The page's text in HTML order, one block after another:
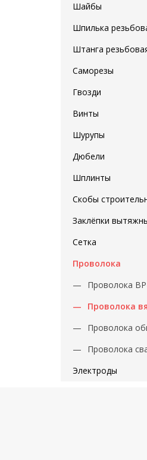
Шайбы
Шпилька
Штанга
Саморезы
Гвозди
Винты
Шурупы
Дюбели
Шплинты
Скобы
Заклёпки
Сетка
Проволока
Проволока
Проволока
Проволока
Проволока
Электроды